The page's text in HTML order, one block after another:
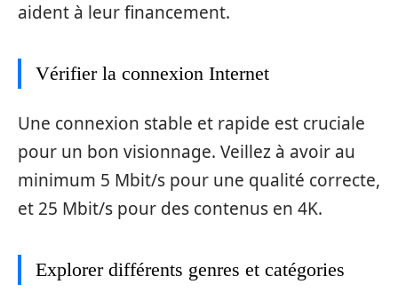
aident à leur financement.
Vérifier la connexion Internet
Une connexion stable et rapide est cruciale
pour un bon visionnage. Veillez à avoir au
minimum 5 Mbit/s pour une qualité correcte,
et 25 Mbit/s pour des contenus en 4K.
Explorer différents genres et catégories